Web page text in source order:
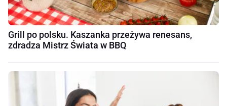
Grill po polsku. Kaszanka przeżywa renesans,
zdradza Mistrz Świata w BBQ